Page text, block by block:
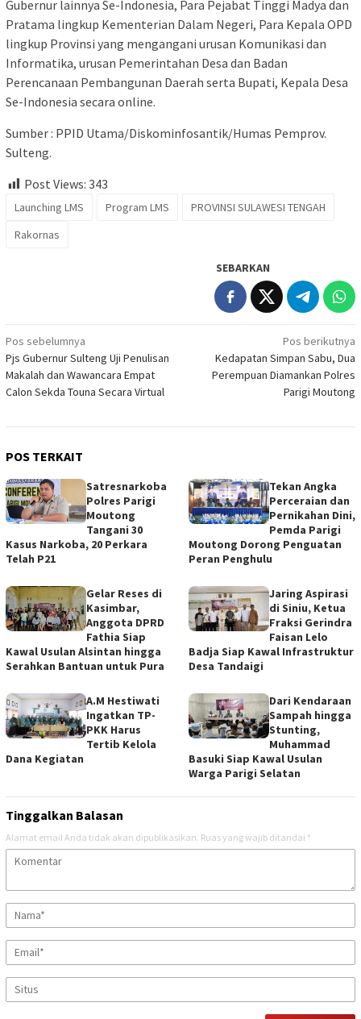
Gubernur lainnya Se-Indonesia, Para Pejabat Tinggi Madya dan
Pratama lingkup Kementerian Dalam Negeri, Para Kepala OPD
lingkup Provinsi yang mengangani urusan Komunikasi dan
Informatika, urusan Pemerintahan Desa dan Badan
Perencanaan Pembangunan Daerah serta Bupati, Kepala Desa
Se-Indonesia secara online.
Sumber : PPID Utama/Diskominfosantik/Humas Pemprov.
Sulteng.
Post Views: 343
Launching LMS Program LMS
PROVINSI SULAWESI TENGAH
Rakornas
SEBARKAN
Navigasi
pos
Pos sebelumnya
Pjs Gubernur Sulteng Uji Penulisan
Makalah dan Wawancara Empat
Calon Sekda Touna Secara Virtual
Pos berikutnya
Kedapatan Simpan Sabu, Dua
Perempuan Diamankan Polres
Parigi Moutong
POS TERKAIT
Satresnarkoba
Polres Parigi
Moutong
Tangani 30
Kasus Narkoba, 20 Perkara
Telah P21
Tekan Angka
Perceraian dan
Pernikahan Dini,
Pemda Parigi
Moutong Dorong Penguatan
Peran Penghulu
Gelar Reses di
Kasimbar,
Anggota DPRD
Fathia Siap
Kawal Usulan Alsintan hingga
Serahkan Bantuan untuk Pura
Jaring Aspirasi
di Siniu, Ketua
Fraksi Gerindra
Faisan Lelo
Badja Siap Kawal Infrastruktur
Desa Tandaigi
A.M Hestiwati
Ingatkan TP-
PKK Harus
Tertib Kelola
Dana Kegiatan
Dari Kendaraan
Sampah hingga
Stunting,
Muhammad
Basuki Siap Kawal Usulan
Warga Parigi Selatan
Tinggalkan Balasan
Alamat email Anda tidak akan dipublikasikan. Ruas yang wajib ditandai *